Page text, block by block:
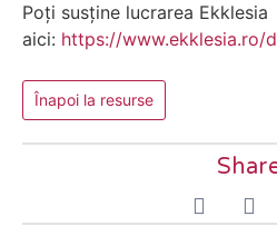
Poți susține lucrarea Ekklesia
aici: https://www.ekklesia.ro/
Înapoi la resurse